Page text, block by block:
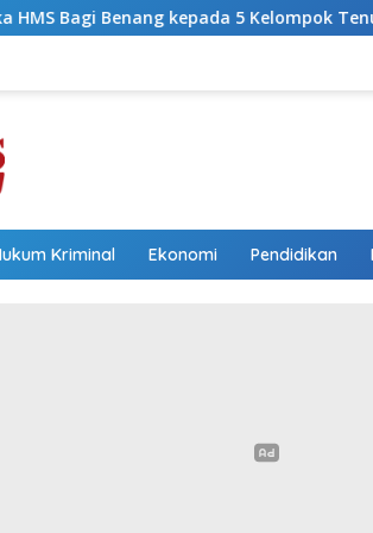
5 Kelompok Tenun, Dorong Ekonomi
Kriminal Ekonomi Pendidikan